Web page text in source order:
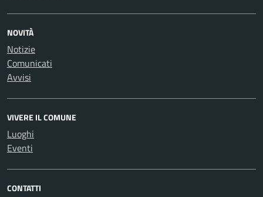
NOVITÀ
Notizie
Comunicati
Avvisi
VIVERE IL COMUNE
Luoghi
Eventi
CONTATTI